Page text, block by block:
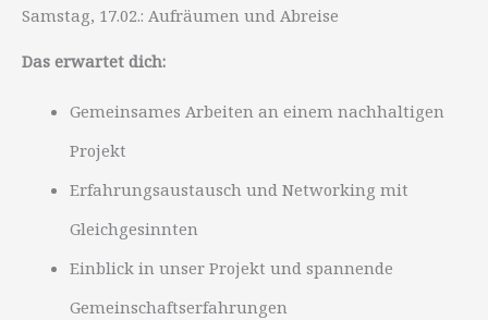
Samstag, 17.02.: Aufräumen und Abreise
Das erwartet dich:
Gemeinsames Arbeiten an einem nachhaltigen
Projekt
Erfahrungsaustausch und Networking mit
Gleichgesinnten
Einblick in unser Projekt und spannende
Gemeinschaftserfahrungen